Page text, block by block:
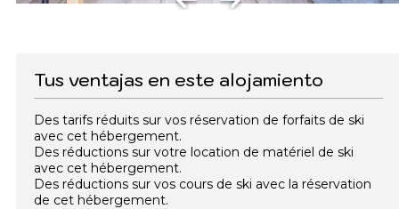
Tus ventajas en este alojamiento
Des tarifs réduits sur vos réservation de forfaits de ski
avec cet hébergement.
Des réductions sur votre location de matériel de ski
avec cet hébergement.
Des réductions sur vos cours de ski avec la réservation
de cet hébergement.